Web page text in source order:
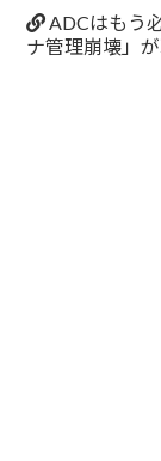
ADCはもう
ナ管理崩壊」